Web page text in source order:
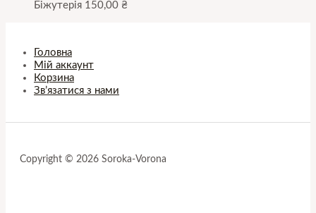
Біжутерія 150,00 ₴
Головна
Мій аккаунт
Корзина
Зв’язатися з нами
Copyright © 2026 Soroka-Vorona